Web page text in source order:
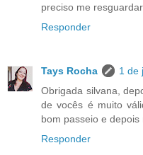
preciso me
Responder
Tays Rocha
1 de
Obrigada silvana,
de vocês é muito
bom passeio e depois
Responder